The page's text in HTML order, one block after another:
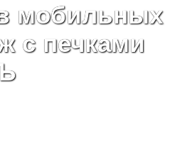
мобильных
с печками